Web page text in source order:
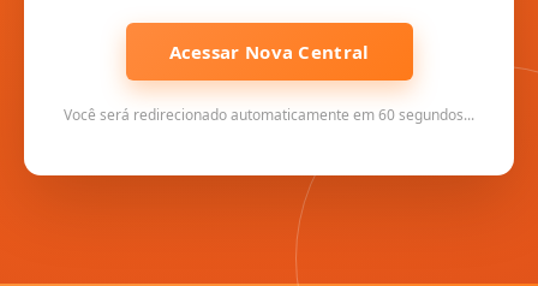
Acessar Nova Central
Você será redirecionado automaticamente em 60 segundos...